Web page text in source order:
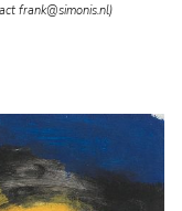
frank@simonis.nl)